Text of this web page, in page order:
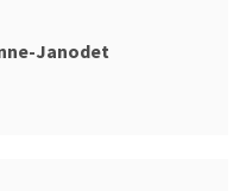
Janodet